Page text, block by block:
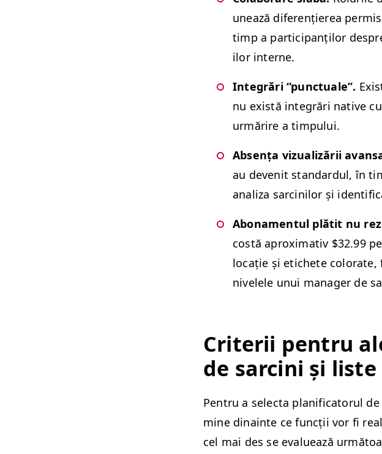
unează difer­ențierea
timp a par­tic­i­panților
ilor interne.
Inte­grări “punc­tuale”.
nu există inte­grări native
urmărire a timpului.
Absența vizual­izării
au devenit stan­dar­d­ul, în
anal­iza sarcinilor și
Abona­men­tul plătit nu
costă aprox­i­ma­tiv $32.99
locație și etichete col­orate,
nivelele unui man­ag­er de
Cri­terii pen­tru
de sarci­ni și
Pen­tru a selec­ta plan­i­fi­ca­torul
mine dinainte ce funcții vor fi
cel mai des se eval­uează